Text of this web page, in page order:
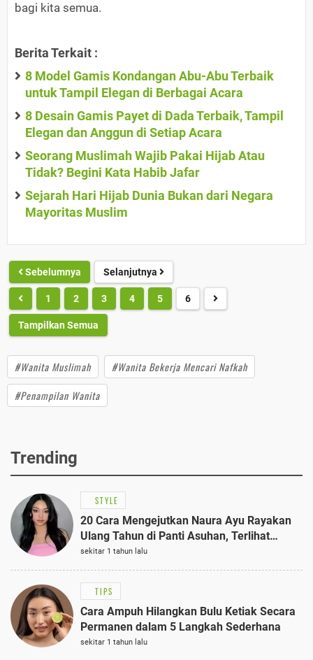
bagi kita semua.
Berita Terkait :
8 Model Gamis Kondangan Abu-Abu Terbaik
untuk Tampil Elegan di Berbagai Acara
8 Desain Gamis Payet di Dada Terbaik, Tampil
Elegan dan Anggun di Setiap Acara
Seorang Muslimah Wajib Pakai Hijab Atau
Tidak? Begini Kata Habib Jafar
Sejarah Hari Hijab Dunia Bukan dari Negara
Mayoritas Muslim
Sebelumnya Selanjutnya
1 2 3 4 5 6
Tampilkan Semua
#Wanita Muslimah
#Wanita Bekerja Mencari Nafkah
#Penampilan Wanita
Trending
STYLE
20 Cara Mengejutkan Naura Ayu Rayakan
Ulang Tahun di Panti Asuhan, Terlihat
Anggun dengan Kaftan Cokelat
sekitar 1 tahun lalu
TIPS
Cara Ampuh Hilangkan Bulu Ketiak Secara
Permanen dalam 5 Langkah Sederhana
sekitar 1 tahun lalu